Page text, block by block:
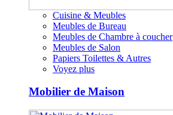
Cuisine & Meubles
Meubles de Bureau
Meubles de Chambre à coucher
Meubles de Salon
Papiers Toilettes & Autres
Voyez plus
Mobilier de Maison